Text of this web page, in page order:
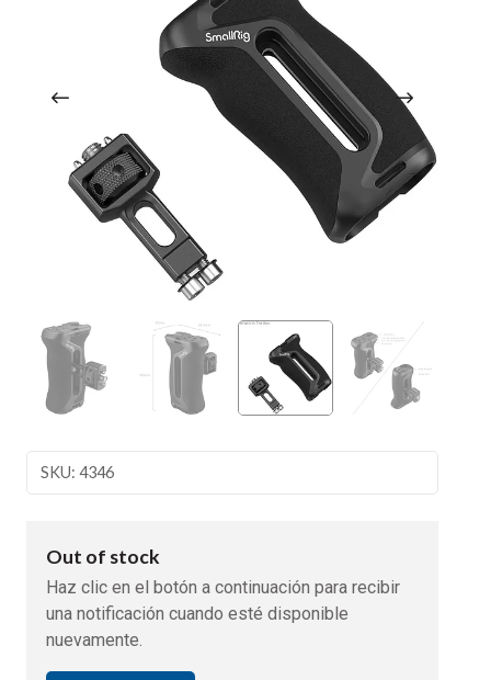
SKU: 4346
Out of stock
Haz clic en el botón a continuación para recibir
una notificación cuando esté disponible
nuevamente.